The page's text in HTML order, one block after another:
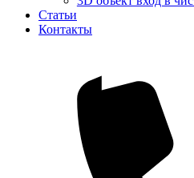
Статьи
Контакты